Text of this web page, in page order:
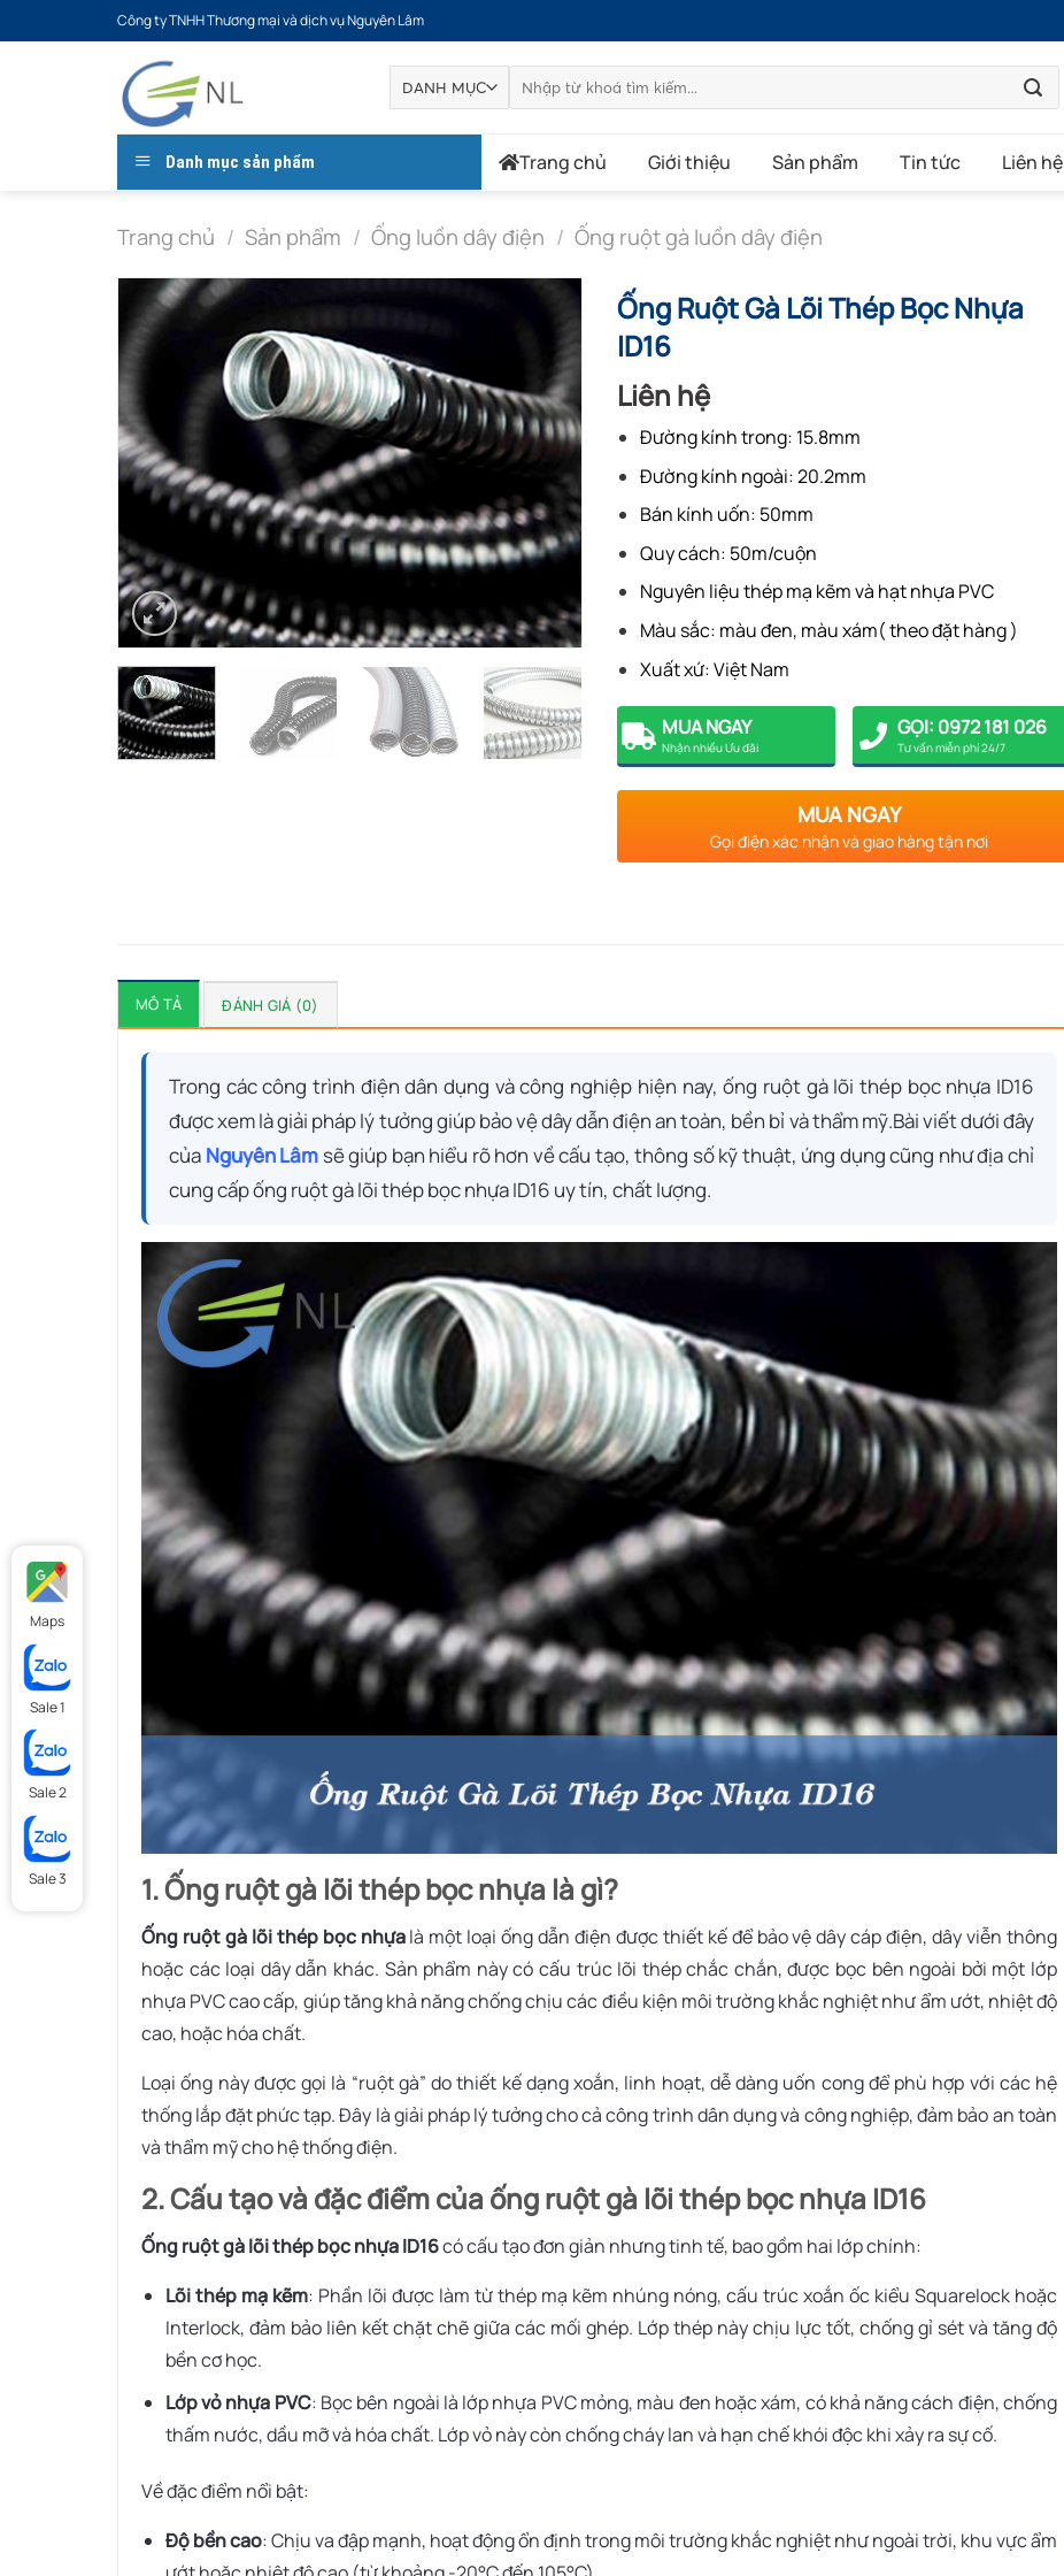
qua
Công ty TNHH Thương mại và dịch vụ Nguyên Lâm
kiếm:
Danh mục sản phẩm Trang chủ Giới thiệu Sản phẩm Tin tức Liên hệ
Trang chủ / Sản phẩm / Ống luồn dây điện / Ống ruột gà luồn dây điện
Ống Ruột Gà Lõi Thép Bọc Nhựa
ID16
Liên hệ
Đường kính trong: 15.8mm
Đường kính ngoài: 20.2mm
Bán kính uốn: 50mm
Quy cách: 50m/cuộn
Nguyên liệu thép mạ kẽm và hạt nhựa PVC
Màu sắc: màu đen, màu xám( theo đặt hàng )
Xuất xứ: Việt Nam
MUA NGAY
Nhận nhiều Ưu đãi
GỌI: 0972 181 026
Tư vấn miễn phí 24/7
MUA NGAY
Gọi điện xác nhận và giao hàng tận nơi
MÔ TẢ ĐÁNH GIÁ (0)
Trong các công trình điện dân dụng và công nghiệp hiện nay, ống ruột gà lõi thép bọc nhựa ID16
được xem là giải pháp lý tưởng giúp bảo vệ dây dẫn điện an toàn, bền bỉ và thẩm mỹ.Bài viết dưới đây
của Nguyên Lâm sẽ giúp bạn hiểu rõ hơn về cấu tạo, thông số kỹ thuật, ứng dụng cũng như địa chỉ
cung cấp ống ruột gà lõi thép bọc nhựa ID16 uy tín, chất lượng.
1. Ống ruột gà lõi thép bọc nhựa là gì?
Ống ruột gà lõi thép bọc nhựalà một loại ống dẫn điện được thiết kế để bảo vệ dây cáp điện, dây viễn thông
hoặc các loại dây dẫn khác. Sản phẩm này có cấu trúc lõi thép chắc chắn, được bọc bên ngoài bởi một lớp
nhựa PVC cao cấp, giúp tăng khả năng chống chịu các điều kiện môi trường khắc nghiệt như ẩm ướt, nhiệt độ
cao, hoặc hóa chất.
Loại ống này được gọi là “ruột gà” do thiết kế dạng xoắn, linh hoạt, dễ dàng uốn cong để phù hợp với các hệ
thống lắp đặt phức tạp. Đây là giải pháp lý tưởng cho cả công trình dân dụng và công nghiệp, đảm bảo an toàn
và thẩm mỹ cho hệ thống điện.
2. Cấu tạo và đặc điểm của ống ruột gà lõi thép bọc nhựa ID16
Ống ruột gà lõi thép bọc nhựa ID16có cấu tạo đơn giản nhưng tinh tế, bao gồm hai lớp chính:
Lõi thép mạ kẽm: Phần lõi được làm từ thép mạ kẽm nhúng nóng, cấu trúc xoắn ốc kiểu Squarelock hoặc
Interlock, đảm bảo liên kết chặt chẽ giữa các mối ghép. Lớp thép này chịu lực tốt, chống gỉ sét và tăng độ
bền cơ học.
Lớp vỏ nhựa PVC: Bọc bên ngoài là lớp nhựa PVC mỏng, màu đen hoặc xám, có khả năng cách điện, chống
thấm nước, dầu mỡ và hóa chất. Lớp vỏ này còn chống cháy lan và hạn chế khói độc khi xảy ra sự cố.
Về đặc điểm nổi bật:
Độ bền cao: Chịu va đập mạnh, hoạt động ổn định trong môi trường khắc nghiệt như ngoài trời, khu vực ẩm
Maps
Sale 1
Sale 2
Sale 3